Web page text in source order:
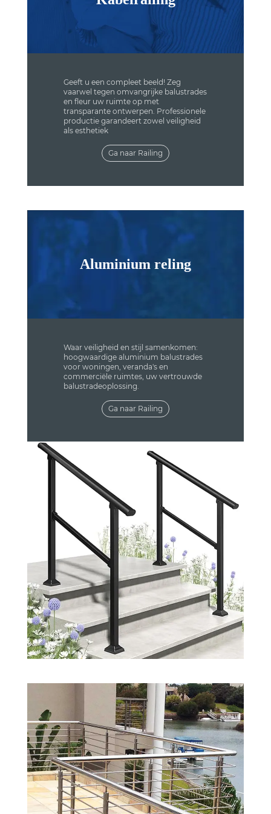
Geeft u een compleet beeld! Zeg
vaarwel tegen omvangrijke balustrades
en fleur uw ruimte op met
transparante ontwerpen. Professionele
productie garandeert zowel veiligheid
als esthetiek
Ga naar Railing
Aluminium reling
Waar veiligheid en stijl samenkomen:
hoogwaardige aluminium balustrades
voor woningen, veranda's en
commerciële ruimtes, uw vertrouwde
balustradeoplossing.
Ga naar Railing